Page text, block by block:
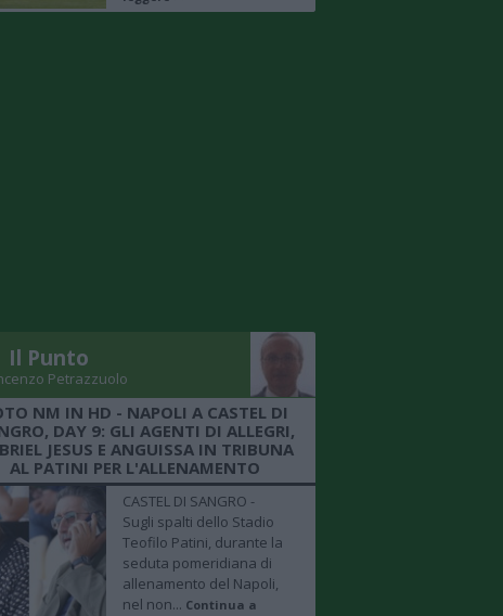
Il Punto
Petrazzuolo
NM IN HD - NAPOLI A CASTEL DI
DAY 9: GLI AGENTI DI ALLEGRI,
JESUS E ANGUISSA IN TRIBUNA
AL PATINI PER L'ALLENAMENTO
CASTEL DI SANGRO -
Sugli spalti dello Stadio
Teofilo Patini, durante la
seduta pomeridiana di
allenamento del Napoli,
nel non... Continua a